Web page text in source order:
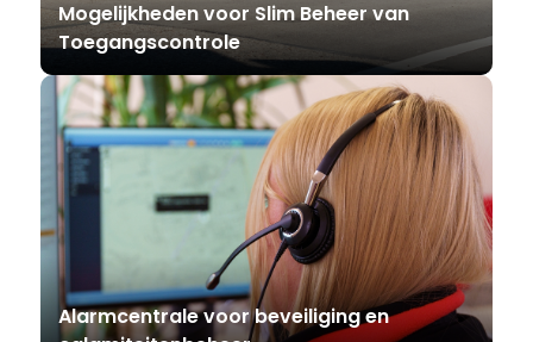
Mogelijkheden voor Slim Beheer van
Toegangscontrole
Alarmcentrale voor beveiliging en